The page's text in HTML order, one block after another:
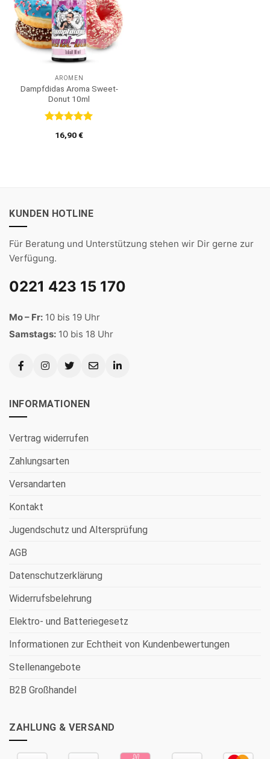
AROMEN
Dampfdidas Aroma Sweet-
Donut 10ml
Bewertet
mit5von
16,90€
KUNDEN HOTLINE
Für Beratung und Unterstützung stehen wir Dir gerne zur
Verfügung.
0221 423 15 170
Mo – Fr: 10 bis 19 Uhr
Samstags: 10 bis 18 Uhr
INFORMATIONEN
Vertrag widerrufen
Zahlungsarten
Versandarten
Kontakt
Jugendschutz und Altersprüfung
AGB
Datenschutzerklärung
Widerrufsbelehrung
Elektro- und Batteriegesetz
Informationen zur Echtheit von Kundenbewertungen
Stellenangebote
B2B Großhandel
ZAHLUNG & VERSAND